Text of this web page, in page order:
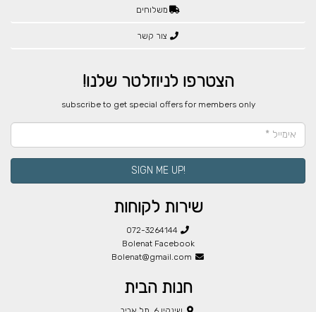
משלוחים
צור קשר
הצטרפו לניוזלטר שלנו!
​subscribe to get special offers for members only
!SIGN ME UP
שירות לקוחות
072-3264144
Bolenat Facebook
Bolenat@gmail.com
חנות הבית